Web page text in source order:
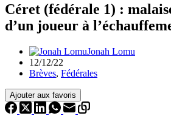
Céret (fédérale 1) :
d’un joueur à
Jonah Lomu
12/12/22
Brèves, Fédérales
Ajouter aux favoris